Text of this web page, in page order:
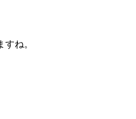
ね。